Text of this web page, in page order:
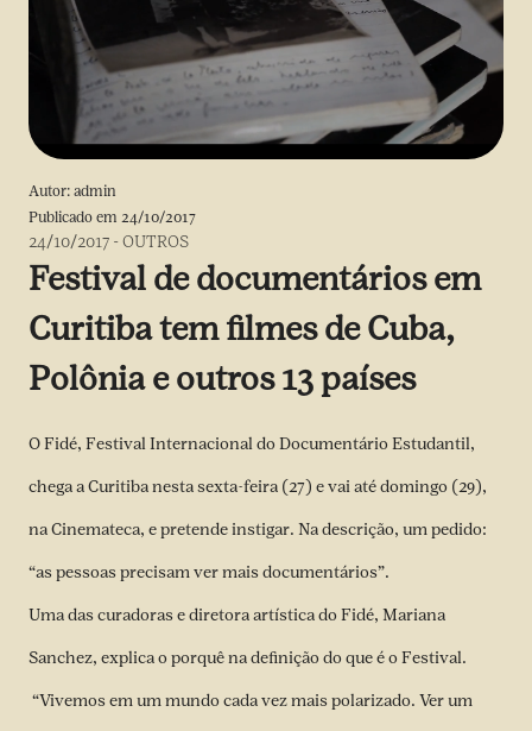
Autor: admin
Publicado em 24/10/2017
24/10/2017 -OUTROS
Festival de documentários em
Curitiba tem filmes de Cuba,
Polônia e outros 13 países
O Fidé, Festival Internacional do Documentário Estudantil,
chega a Curitiba nesta sexta-feira (27) e vai até domingo (29),
na Cinemateca, e pretende instigar. Na descrição, um pedido:
“as pessoas precisam ver mais documentários”.
Uma das curadoras e diretora artística do Fidé, Mariana
Sanchez, explica o porquê na definição do que é o Festival.
“Vivemos em um mundo cada vez mais polarizado. Ver um